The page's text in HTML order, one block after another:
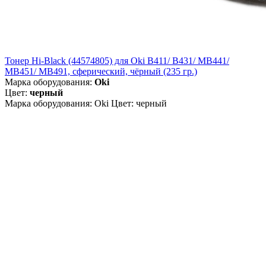
Тонер Hi-Black (44574805) для Oki B411/ B431/ MB441/
MB451/ MB491, сферический, чёрный (235 гр.)
Марка оборудования: Oki
Цвет: черный
Марка оборудования: Oki Цвет: черный